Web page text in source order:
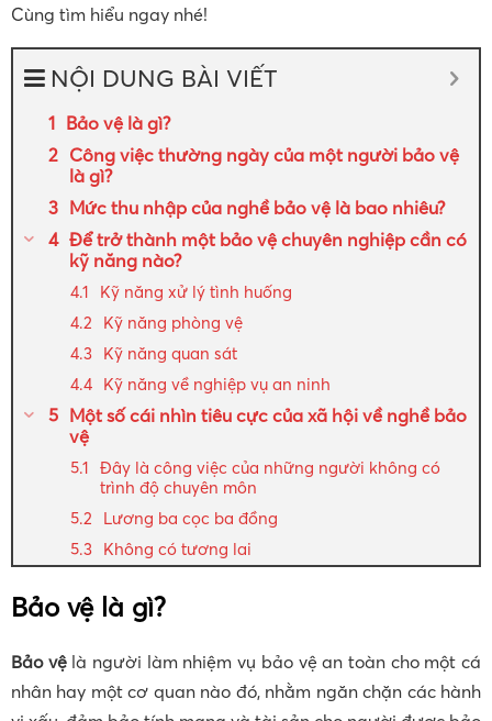
Cùng tìm hiểu ngay nhé!
NỘI DUNG BÀI VIẾT
Bảo vệ là gì?
Công việc thường ngày của một người bảo vệ
là gì?
Mức thu nhập của nghề bảo vệ là bao nhiêu?
Để trở thành một bảo vệ chuyên nghiệp cần có
kỹ năng nào?
Kỹ năng xử lý tình huống
Kỹ năng phòng vệ
Kỹ năng quan sát
Kỹ năng về nghiệp vụ an ninh
Một số cái nhìn tiêu cực của xã hội về nghề bảo
vệ
Đây là công việc của những người không có
trình độ chuyên môn
Lương ba cọc ba đồng
Không có tương lai
Bảo vệ là gì?
Bảo vệlà người làm nhiệm vụ bảo vệ an toàn cho một cá
nhân hay một cơ quan nào đó, nhằm ngăn chặn các hành